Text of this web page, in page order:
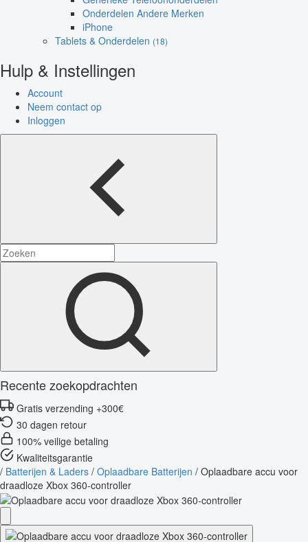
Onderdelen Andere Merken
iPhone
Tablets & Onderdelen (18)
Hulp & Instellingen
Account
Neem contact op
Inloggen
Recente zoekopdrachten
Gratis verzending +300€
30 dagen retour
100% veilige betaling
Kwaliteitsgarantie
/ Batterijen & Laders / Oplaadbare Batterijen / Oplaadbare accu voor
draadloze Xbox 360-controller